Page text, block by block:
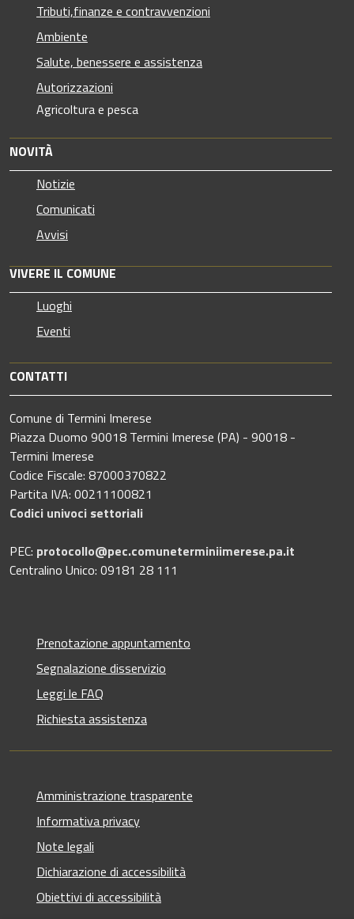
Tributi,finanze e contravvenzioni
Ambiente
Salute, benessere e assistenza
Autorizzazioni
Agricoltura e pesca
NOVITÀ
Notizie
Comunicati
Avvisi
VIVERE IL COMUNE
Luoghi
Eventi
CONTATTI
Comune di Termini Imerese
Piazza Duomo 90018 Termini Imerese (PA) - 90018 -
Termini Imerese
Codice Fiscale: 87000370822
Partita IVA: 00211100821
Codici univoci settoriali
PEC: protocollo@pec.comuneterminiimerese.pa.it
Centralino Unico: 09181 28 111
Prenotazione appuntamento
Segnalazione disservizio
Leggi le FAQ
Richiesta assistenza
Amministrazione trasparente
Informativa privacy
Note legali
Dichiarazione di accessibilità
Obiettivi di accessibilità